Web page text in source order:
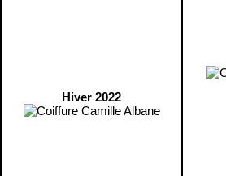
Hiver 2022